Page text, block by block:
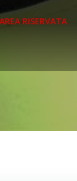
AREA RISERVATA